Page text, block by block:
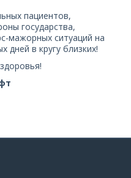
пациентов,
государства,
мажорных ситуаций на
в кругу близких!